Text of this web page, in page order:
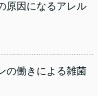
原因になるアレル
の働きによる雑菌